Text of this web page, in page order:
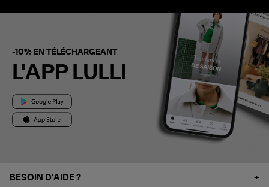
-10% EN TÉLÉCHARGEANT
L'APP LULLI
BESOIN D'AIDE ?